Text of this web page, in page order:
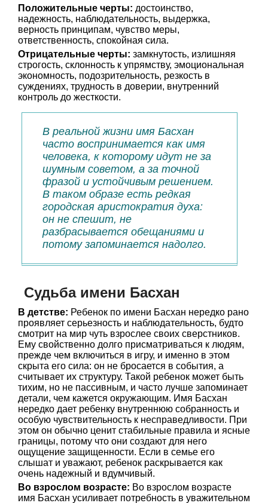
Положительные черты: достоинство,
надежность, наблюдательность, выдержка,
верность принципам, чувство меры,
ответственность, спокойная сила.
Отрицательные черты: замкнутость, излишняя
строгость, склонность к упрямству, эмоциональная
экономность, подозрительность, резкость в
суждениях, трудность в доверии, внутренний
контроль до жесткости.
В реальной жизни имя Басхан
часто воспринимается как имя
человека, к которому идут не за
шумным советом, а за точной
фразой и устойчивым решением.
В таком образе есть редкая
городская аристократия духа:
он не спешит, не
разбрасывается обещаниями и
потому запоминается надолго.
Судьба имени Басхан
В детстве: Ребенок по имени Басхан нередко рано
проявляет серьезность и наблюдательность, будто
смотрит на мир чуть взрослее своих сверстников.
Ему свойственно долго присматриваться к людям,
прежде чем включиться в игру, и именно в этом
скрыта его сила: он не бросается в события, а
считывает их структуру. Такой ребенок может быть
тихим, но не пассивным, и часто лучше запоминает
детали, чем кажется окружающим. Имя Басхан
нередко дает ребенку внутреннюю собранность и
особую чувствительность к несправедливости. При
этом он обычно ценит стабильные правила и ясные
границы, потому что они создают для него
ощущение защищенности. Если в семье его
слышат и уважают, ребенок раскрывается как
очень надежный и вдумчивый.
Во взрослом возрасте: Во взрослом возрасте
имя Басхан усиливает потребность в уважительном